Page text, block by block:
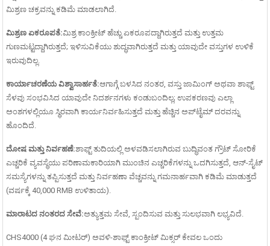
ಮಿಶ್ರಣ ಚಕ್ರವನ್ನು ಕಡಿಮೆ ಮಾಡಲಾಗಿದೆ.
ಮಿಶ್ರಣ ಏಕರೂಪತೆ:ಮಿಶ್ರ ಕಾಂಕ್ರೀಟ್ ಹೆಚ್ಚು ಏಕರೂಪದ್ದಾಗಿರುತ್ತದೆ ಮತ್ತು ಉತ್ತಮ
ಗುಣಮಟ್ಟದ್ದಾಗಿರುತ್ತದೆ; ಇಳಿಸುವಿಕೆಯು ಶುದ್ಧವಾಗಿರುತ್ತದೆ ಮತ್ತು ಯಾವುದೇ ವಸ್ತುಗಳ ಉಳಿಕೆ
ಇರುವುದಿಲ್ಲ.
ಕಾರ್ಯಾಚರಣೆಯ ವಿಶ್ವಾಸಾರ್ಹತೆ:ಆಗಾಗ್ಗೆ ಬಳಸಿದ ನಂತರ, ವಸ್ತು ಜಾಮಿಂಗ್ ಅಥವಾ ಶಾಫ್ಟ್
ಸೆಳವು ಸಂಭವಿಸಿದ ಯಾವುದೇ ನಿದರ್ಶನಗಳು ಕಂಡುಬಂದಿಲ್ಲ; ಉಪಕರಣವು ಎಲ್ಲಾ
ಅಂಶಗಳಲ್ಲಿಯೂ ಸ್ಥಿರವಾಗಿ ಕಾರ್ಯನಿರ್ವಹಿಸುತ್ತದೆ ಮತ್ತು ಹೆಚ್ಚಿನ ಅಪ್‌ಟೈಮ್ ದರವನ್ನು
ಹೊಂದಿದೆ.
ದೋಷ ಮತ್ತು ನಿರ್ವಹಣೆ:ಶಾಫ್ಟ್ ತುದಿಯಲ್ಲಿ ಅಳವಡಿಸಲಾಗಿರುವ ಬುದ್ಧಿವಂತ ಗ್ರೌಟ್ ಸೋರಿಕೆ
ಎಚ್ಚರಿಕೆ ವ್ಯವಸ್ಥೆಯು ಪರಿಣಾಮಕಾರಿಯಾಗಿ ಮುಂಚಿನ ಎಚ್ಚರಿಕೆಗಳನ್ನು ಒದಗಿಸುತ್ತದೆ, ಆನ್-ಸೈಟ್
ಸಮಸ್ಯೆಗಳನ್ನು ತಪ್ಪಿಸುತ್ತದೆ ಮತ್ತು ನಿರ್ವಹಣಾ ವೆಚ್ಚವನ್ನು ಗಮನಾರ್ಹವಾಗಿ ಕಡಿಮೆ ಮಾಡುತ್ತದೆ
(ವರ್ಷಕ್ಕೆ 40,000 RMB ಉಳಿತಾಯ).
ಮಾರಾಟದ ನಂತರದ ಸೇವೆ:ಅತ್ಯುತ್ತಮ ಸೇವೆ, ಸ್ಪಂದಿಸುವ ಮತ್ತು ಸುಲಭವಾಗಿ ಲಭ್ಯವಿದೆ.
CHS4000 (4 ಘನ ಮೀಟರ್) ಅವಳಿ-ಶಾಫ್ಟ್ ಕಾಂಕ್ರೀಟ್ ಮಿಕ್ಸರ್ ಕೇವಲ ಒಂದು